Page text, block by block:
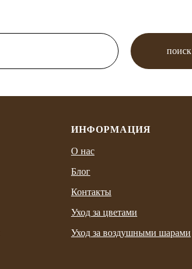
поиск
ИНФОРМАЦИЯ
О нас
Блог
Контакты
Уход за цветами
Уход за воздушными шарами